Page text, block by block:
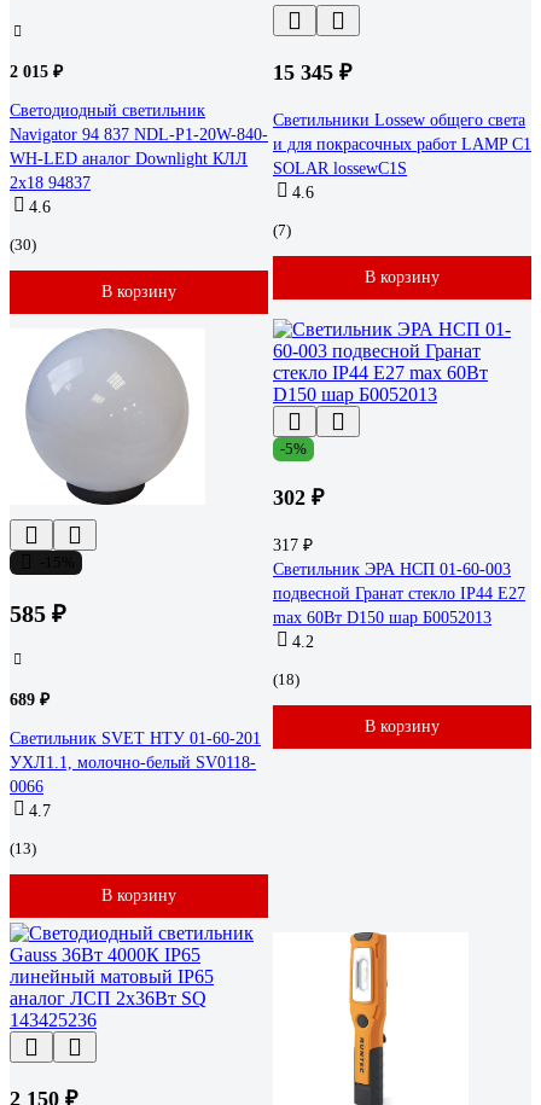
2 015 ₽
Светодиодный светильник
Navigator 94 837 NDL-P1-20W-840-
WH-LED аналог Downlight КЛЛ
2х18 94837
4.6
(30)
В корзину
15 345 ₽
Светильники Lossew общего света
и для покрасочных работ LAMP С1
SOLAR lossewC1S
4.6
(7)
В корзину
585 ₽
689 ₽
Светильник SVET НТУ 01-60-201
УХЛ1.1, молочно-белый SV0118-
0066
4.7
(13)
В корзину
-5%
302 ₽
317 ₽
Светильник ЭРА НСП 01-60-003
подвесной Гранат стекло IP44 E27
max 60Вт D150 шар Б0052013
4.2
(18)
В корзину
2 150 ₽